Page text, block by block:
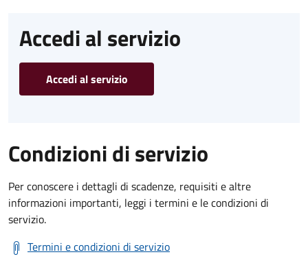
Accedi al servizio
Accedi al servizio
Condizioni di servizio
Per conoscere i dettagli di scadenze, requisiti e altre
informazioni importanti, leggi i termini e le condizioni di
servizio.
Termini e condizioni di servizio